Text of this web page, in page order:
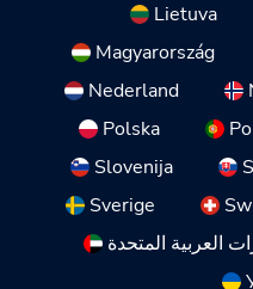
Lietuva
Magyarország
Nederland
Polska
Slovenija
Sverige
العربية المتحدة